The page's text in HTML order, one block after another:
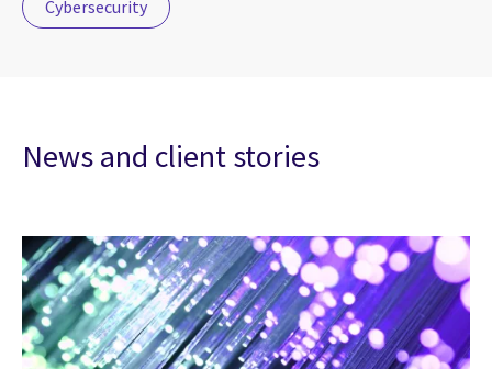
Cybersecurity
News and client stories